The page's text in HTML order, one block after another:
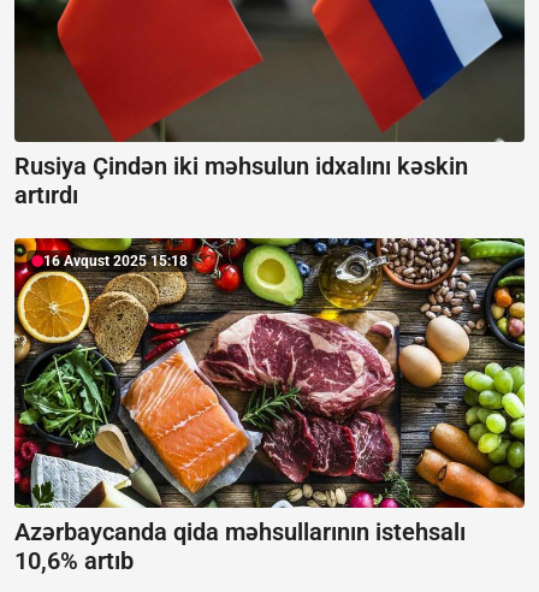
Rusiya Çindən iki məhsulun idxalını kəskin
artırdı
16 Avqust 2025 15:18
Azərbaycanda qida məhsullarının istehsalı
10,6% artıb